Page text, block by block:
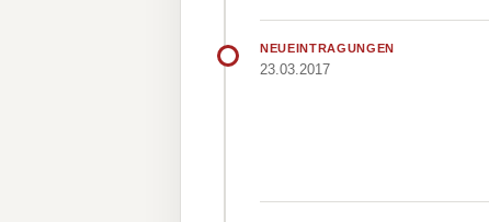
NEUEINTRAGUNGEN
23.03.2017